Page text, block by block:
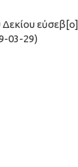
Δεκίου
03-29)